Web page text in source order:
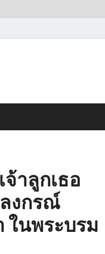
าลูกเธอ
งกรณ์
ในพระบรม